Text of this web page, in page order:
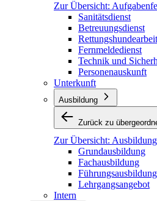
Zur Übersicht:
Sanitätsdienst
Betreuungsdienst
Rettungshundearbeit
Fernmeldedienst
Technik und
Personenauskunft
Unterkunft
Ausbildung
Zurück zu
Zur Übersicht: Ausbildung
Grundausbildung
Fachausbildung
Führungsausbildung
Lehrgangsangebot
Intern